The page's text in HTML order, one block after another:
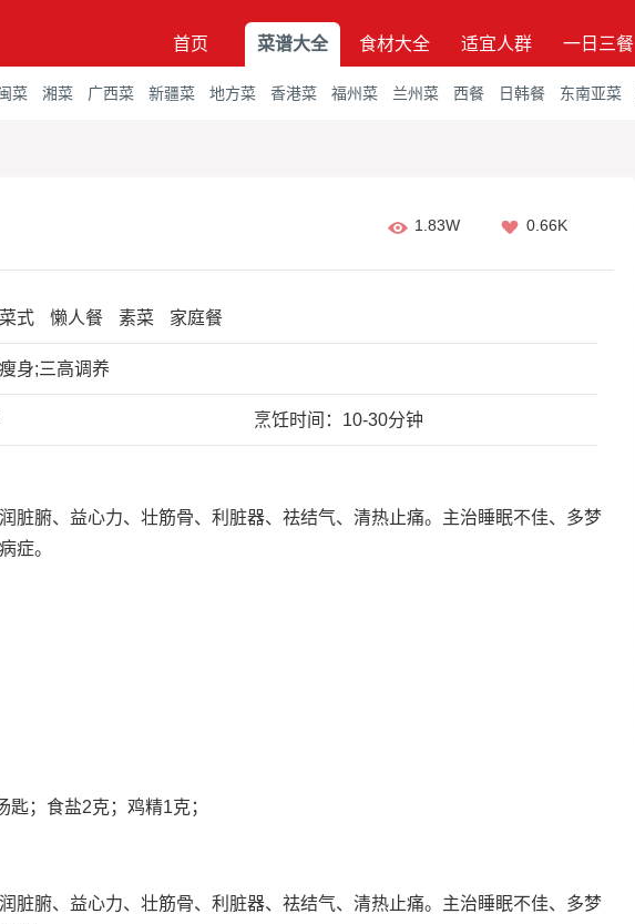
首页 菜谱大全 食材大全 适宜人群 一日三餐
菜 湘菜 广西菜 新疆菜 地方菜 香港菜 福州菜 兰州菜 西餐 日韩餐 东南亚菜
1.83W 0.66K
式 懒人餐 素菜 家庭餐
身;三高调养
烹饪时间：10-30分钟
脏腑、益心力、壮筋骨、利脏器、祛结气、清热止痛。主治睡眠不佳、多梦
症。
；食盐2克；鸡精1克；
脏腑、益心力、壮筋骨、利脏器、祛结气、清热止痛。主治睡眠不佳、多梦